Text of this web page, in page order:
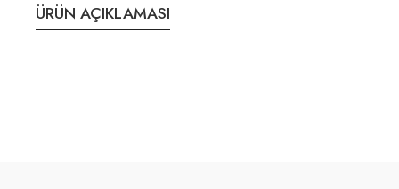
ÜRÜN AÇIKLAMASI